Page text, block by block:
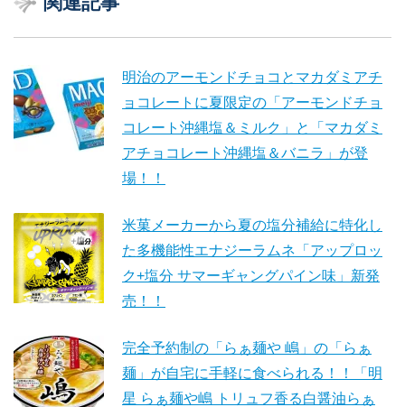
明治のアーモンドチョコとマカダミアチ
ョコレートに夏限定の「アーモンドチョ
コレート沖縄塩＆ミルク」と「マカダミ
アチョコレート沖縄塩＆バニラ」が登
場！！
米菓メーカーから夏の塩分補給に特化し
た多機能性エナジーラムネ「アップロッ
ク+塩分 サマーギャングパイン味」新発
売！！
完全予約制の「らぁ麺や 嶋」の「らぁ
麺」が自宅に手軽に食べられる！！「明
星 らぁ麺や嶋 トリュフ香る白醤油らぁ